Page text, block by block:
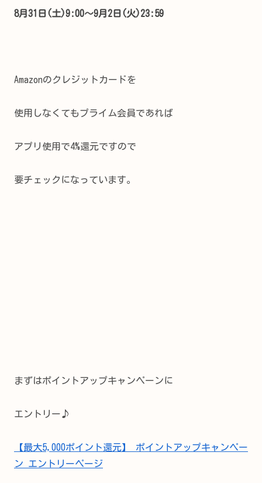
8月31日(土)9:00～9月2日(火)23:59
Amazonのクレジットカードを
使用しなくてもプライム会員であれば
アプリ使用で4%還元ですので
要チェックになっています。
まずはポイントアップキャンペーンに
エントリー♪
【最大5,000ポイント還元】 ポイントアップキャンペー
ン エントリーページ